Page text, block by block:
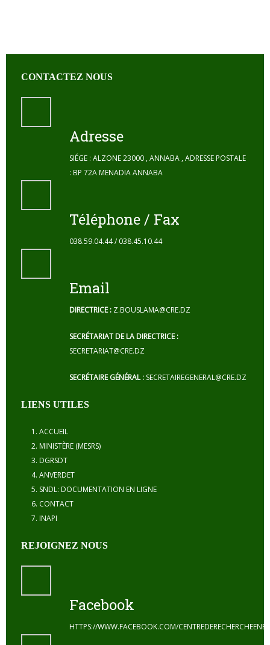
CONTACTEZ NOUS
Adresse
SIÉGE : ALZONE 23000 , ANNABA , ADRESSE POSTALE
: BP 72A MENADIA ANNABA
Téléphone / Fax
038.59.04.44 / 038.45.10.44
Email
DIRECTRICE : Z.BOUSLAMA@CRE.DZ
SECRÉTARIAT DE LA DIRECTRICE :
SECRETARIAT@CRE.DZ
SECRÉTAIRE GÉNÉRAL : SECRETAIREGENERAL@CRE.DZ
LIENS UTILES
ACCUEIL
MINISTÈRE (MESRS)
DGRSDT
ANVERDET
SNDL: DOCUMENTATION EN LIGNE
CONTACT
INAPI
REJOIGNEZ NOUS
Facebook
HTTPS://WWW.FACEBOOK.COM/